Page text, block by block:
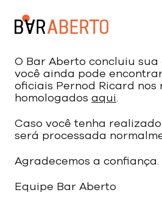
O Bar Aberto concluiu sua
você ainda pode
oficiais Pernod Ricard nos
homologados aqui.
Caso você tenha
será processada
Agradecemos a confiança.
Equipe Bar Aberto